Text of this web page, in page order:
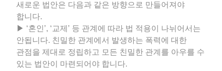
새로운 법안은 다음과 같은 방향으로 만들어져야
합니다.
▶ ‘혼인’, ‘교제’ 등 관계에 따라 법 적용이 나뉘어서는
안됩니다. 친밀한 관계에서 발생하는 폭력에 대한
관점을 제대로 정립하고 모든 친밀한 관계를 아우를 수
있는 법안이 마련되어야 합니다.